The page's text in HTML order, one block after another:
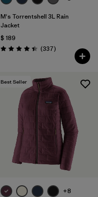
M's Torrentshell 3L Rain
Jacket
$ 189
Valoración: 4.4 / 5
(337Comentarios
)
Best Seller
+8